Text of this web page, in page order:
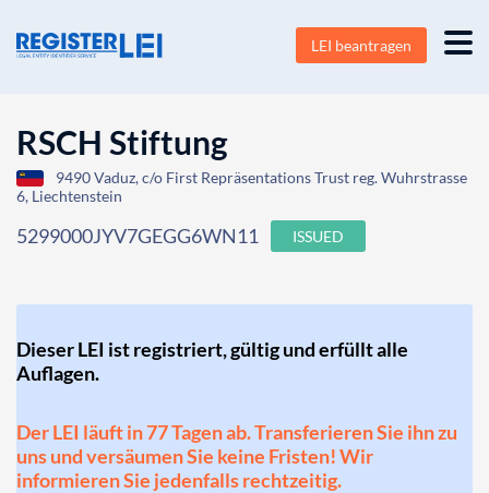
LEI beantragen
RSCH Stiftung
9490 Vaduz, c/o First Repräsentations Trust reg. Wuhrstrasse
6, Liechtenstein
5299000JYV7GEGG6WN11 ISSUED
Dieser LEI ist registriert, gültig und erfüllt alle
Auflagen.
Der LEI läuft in 77 Tagen ab. Transferieren Sie ihn zu
uns und versäumen Sie keine Fristen! Wir
informieren Sie jedenfalls rechtzeitig.